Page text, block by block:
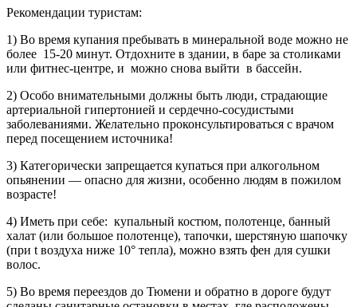
Рекомендации туристам:
1) Во время купания пребывать в минеральной воде можно не
более 15-20 минут. Отдохните в здании, в баре за столиками
или фитнес-центре, и можно снова выйти в бассейн.
2) Особо внимательными должны быть люди, страдающие
артериальной гипертонией и сердечно-сосудистыми
заболеваниями. Желательно проконсультироваться с врачом
перед посещением источника!
3) Категорически запрещается купаться при алкогольном
опьянении — опасно для жизни, особенно людям в пожилом
возрасте!
4) Иметь при себе: купальный костюм, полотенце, банный
халат (или большое полотенце), тапочки, шерстяную шапочку
(при t воздуха ниже 10° тепла), можно взять фен для сушки
волос.
5) Во время переездов до Тюмени и обратно в дороге будут